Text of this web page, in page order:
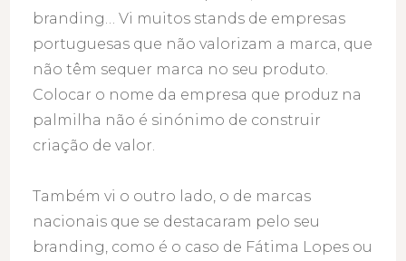
branding… Vi muitos stands de empresas
portuguesas que não valorizam a marca, que
não têm sequer marca no seu produto.
Colocar o nome da empresa que produz na
palmilha não é sinónimo de construir
criação de valor.
Também vi o outro lado, o de marcas
nacionais que se destacaram pelo seu
branding, como é o caso de Fátima Lopes ou